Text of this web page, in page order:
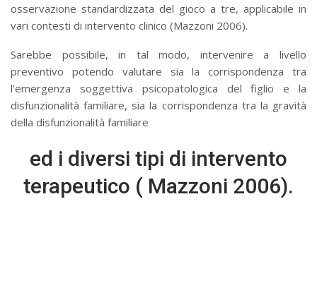
osservazione standardizzata del gioco a tre, applicabile in
vari contesti di intervento clinico (Mazzoni 2006).
Sarebbe possibile, in tal modo, intervenire a livello
preventivo potendo valutare sia la corrispondenza tra
l’emergenza soggettiva psicopatologica del figlio e la
disfunzionalità familiare, sia la corrispondenza tra la gravità
della disfunzionalità familiare
ed i diversi tipi di intervento
terapeutico ( Mazzoni 2006).